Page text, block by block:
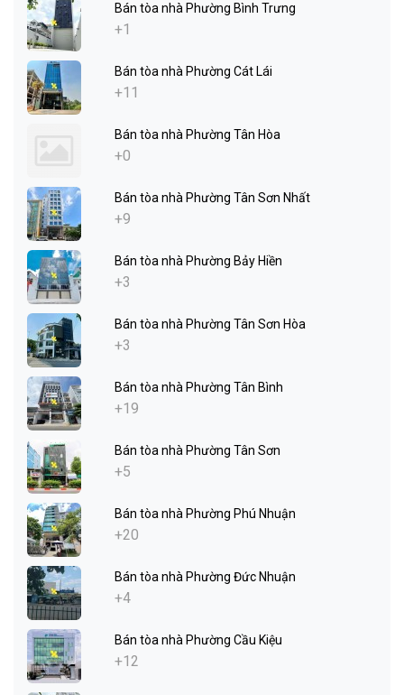
Bán tòa nhà Phường Bình Trưng
+1
Bán tòa nhà Phường Cát Lái
+11
Bán tòa nhà Phường Tân Hòa
+0
Bán tòa nhà Phường Tân Sơn Nhất
+9
Bán tòa nhà Phường Bảy Hiền
+3
Bán tòa nhà Phường Tân Sơn Hòa
+3
Bán tòa nhà Phường Tân Bình
+19
Bán tòa nhà Phường Tân Sơn
+5
Bán tòa nhà Phường Phú Nhuận
+20
Bán tòa nhà Phường Đức Nhuận
+4
Bán tòa nhà Phường Cầu Kiệu
+12